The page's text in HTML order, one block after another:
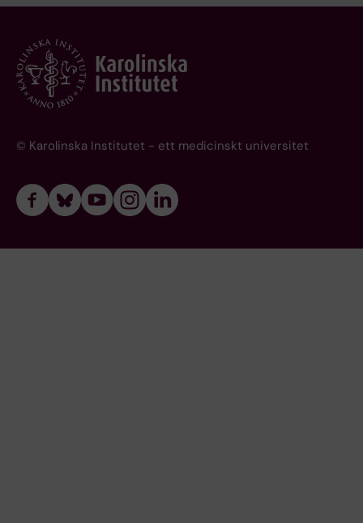
© Karolinska Institutet - ett medicinskt universitet